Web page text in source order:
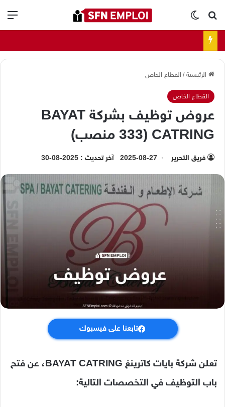
بحث عنالوضع المظلم
الرئيسية/ القطاع الخاص
القطاع الخاص
عروض توظيف بشركة BAYAT
CATRING (333 منصب)
فريق التحرير 2025-08-27 آخر تحديث : 2025-08-30
تابعنا على فيسبوك
تعلن شركة بايات كاترينغ BAYAT CATRING، عن فتح
باب التوظيف في التخصصات التالية: